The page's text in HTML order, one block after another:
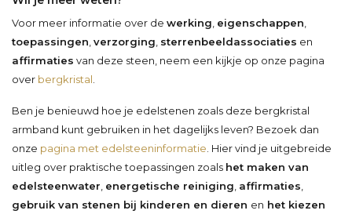
Voor meer informatie over de werking eigenschappen
toepassingen verzorging sterrenbeeldassociaties en
affirmaties van deze steen, neem een kijkje op onze pagina
over bergkristal
Ben je benieuwd hoe je edelstenen zoals deze bergkristal
armband kunt gebruiken in het dagelijks leven? Bezoek dan
onze pagina met edelsteeninformatie . Hier vind je uitgebreide
uitleg over praktische toepassingen zoals het maken van
edelsteenwater energetische reiniging affirmaties
gebruik van stenen bij kinderen en dieren en het kiezen